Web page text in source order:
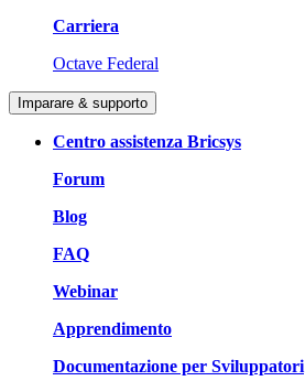
Carriera
Octave Federal
Imparare & supporto
Centro assistenza Bricsys
Forum
Blog
FAQ
Webinar
Apprendimento
Documentazione per Sviluppatori